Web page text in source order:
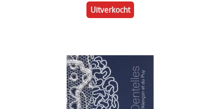
Uitverkocht